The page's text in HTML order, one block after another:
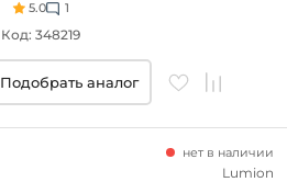
5.0 1
Код: 348219
Подобрать аналог
нет в наличии
Lumion